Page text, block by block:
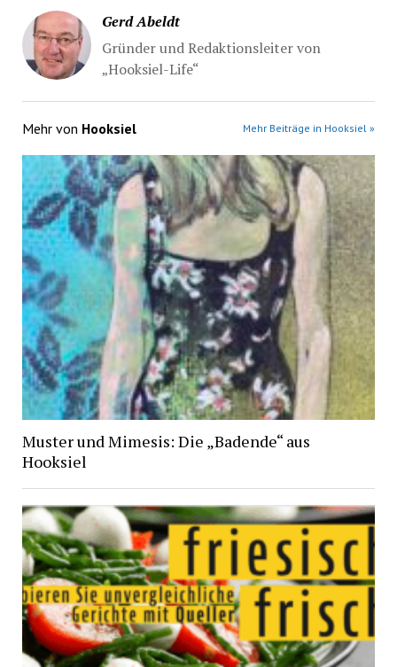
Gerd Abeldt
Gründer und Redaktionsleiter von
„Hooksiel-Life“
Mehr von Hooksiel Mehr Beiträge in Hooksiel »
Muster und Mimesis: Die „Badende“ aus
Hooksiel